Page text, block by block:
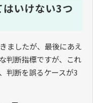
いけない3つ
ましたが、最後にあえ
判断指標ですが、これ
判断を誤るケースが3